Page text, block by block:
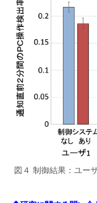
図４ 制御結果：ユー